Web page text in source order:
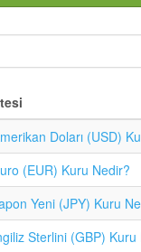
Doları (USD)
(EUR) Kuru Nedir?
Yeni (JPY) Kuru
Sterlini (GBP) Kuru